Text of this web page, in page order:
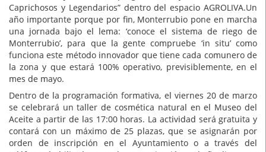
Caprichosos y Legendarios” dentro del espacio AGROLIVA.Un
año importante porque por fin, Monterrubio pone en marcha
una jornada bajo el lema: ‘conoce el sistema de riego de
Monterrubio’, para que la gente compruebe ‘in situ’ como
funciona este método innovador que tiene cada comunero de
la zona y que estará 100% operativo, previsiblemente, en el
mes de mayo.
Dentro de la programación formativa, el viernes 20 de marzo
se celebrará un taller de cosmética natural en el Museo del
Aceite a partir de las 17:00 horas. La actividad será gratuita y
contará con un máximo de 25 plazas, que se asignarán por
orden de inscripción en el Ayuntamiento o a través del